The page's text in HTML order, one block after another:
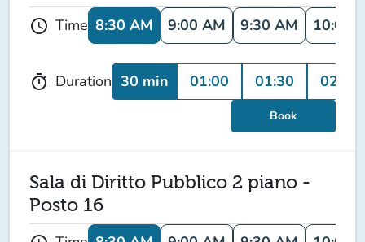
schedule Time 8:30 AM 9:00 AM 9:30 AM 10:00
timer Duration 30 min 01:00 01:30 02:00
Book
Sala di Diritto Pubblico 2 piano -
Posto 16